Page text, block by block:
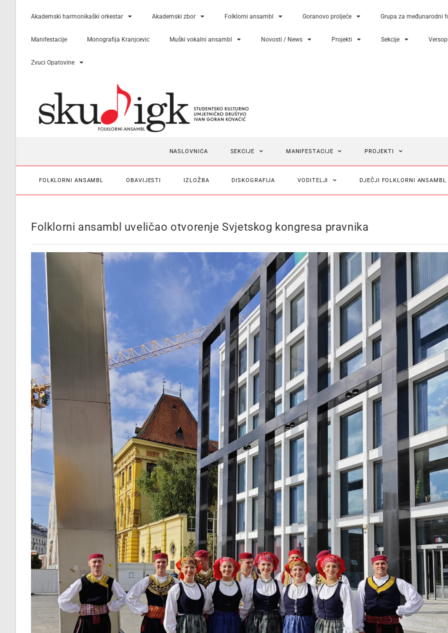
Akademski harmonikaški orkestar Akademski zbor Folklorni ansambl Goranovo proljeće Grupa za međunarodni
Manifestacije Monografija Kranjcevic Muški vokalni ansambl Novosti / News Projekti Sekcije
Zvuci Opatovine
NASLOVNICA SEKCIJE MANIFESTACIJE PROJEKTI
FOLKLORNI ANSAMBL OBAVIJESTI IZLOŽBA DISKOGRAFIJA VODITELJI DJEČJI FOLKLORNI ANSAMBL
Folklorni ansambl uveličao otvorenje Svjetskog kongresa pravnika